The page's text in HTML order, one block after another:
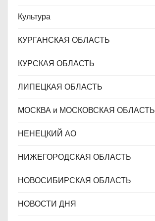
Культура
КУРГАНСКАЯ ОБЛАСТЬ
КУРСКАЯ ОБЛАСТЬ
ЛИПЕЦКАЯ ОБЛАСТЬ
МОСКВА и МОСКОВСКАЯ ОБЛАСТЬ
НЕНЕЦКИЙ АО
НИЖЕГОРОДСКАЯ ОБЛАСТЬ
НОВОСИБИРСКАЯ ОБЛАСТЬ
НОВОСТИ ДНЯ